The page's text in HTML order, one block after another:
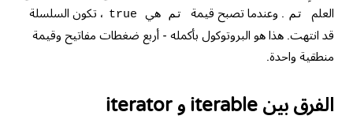
العلم
تم . وعندما تصبح قيمة تم هي true ، تكون السلسلة
قد انتهت. هذا هو البروتوكول بأكمله - أربع ضغطات مفاتيح وقيمة
منطقية واحدة.
الفرق بين iterable و iterator